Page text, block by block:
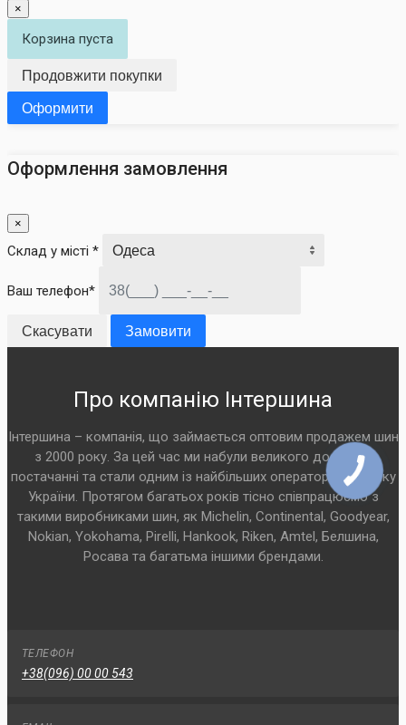
×
Корзина пуста
Продовжити покупки
Оформити
Оформлення замовлення
×
Склад у місті *
Ваш телефон*
Скасувати Замовити
Про компанію Інтершина
Інтершина – компанія, що займається оптовим продажем шин
з 2000 року. За цей час ми набули великого досвіду у
постачанні та стали одним із найбільших операторів на ринку
України. Протягом багатьох років тісно співпрацюємо з
такими виробниками шин, як Michelin, Continental, Goodyear,
Nokian, Yokohama, Pirelli, Hankook, Riken, Amtel, Белшина,
Росава та багатьма іншими брендами.
ТЕЛЕФОН
+38(096) 00 00 543